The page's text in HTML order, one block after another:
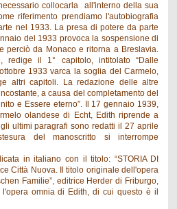
collocarla all'interno della sua
riferimento prendiamo l'autobiografia
nel 1933. La presa di potere da parte
del 1933 provoca la sospensione di
perciò da Monaco e ritorna a Breslavia.
redige il 1° capitolo, intitolato “Dalle
1933 varca la soglia del Carmelo,
altri capitoli. La redazione delle altre
a causa del completamento del
e Essere eterno”. Il 17 gennaio 1939,
olandese di Echt, Edith riprende a
ultimi paragrafi sono redatti il 27 aprile
del manoscritto si interrompe
in italiano con il titolo: “STORIA DI
Città Nuova. Il titolo originale dell'opera
Familie”, editrice Herder di Friburgo,
omnia di Edith, di cui questo è il